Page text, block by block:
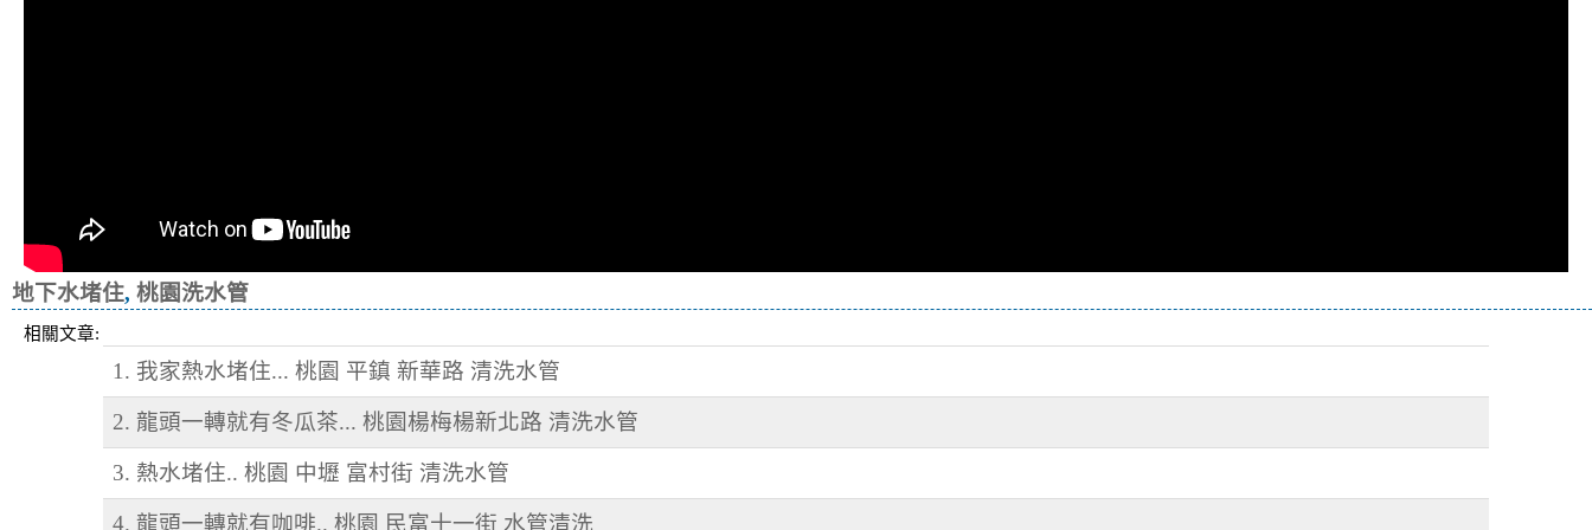
地下水堵住, 桃園洗水管
相關文章:
1. 我家熱水堵住... 桃園 平鎮 新華路 清洗水管
2. 龍頭一轉就有冬瓜茶... 桃園楊梅楊新北路 清洗水管
3. 熱水堵住.. 桃園 中壢 富村街 清洗水管
4. 龍頭一轉就有咖啡.. 桃園 民富十一街 水管清洗